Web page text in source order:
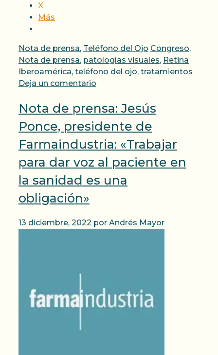
X
Más
Categorías
Nota de prensa, Teléfono del Ojo Etiquetas
Congreso,
Nota de prensa, patologías visuales, Retina
Iberoamérica, teléfono del ojo, tratamientos
Deja un comentario
Nota de prensa: Jesús
Ponce, presidente de
Farmaindustria: «Trabajar
para dar voz al paciente en
la sanidad es una
obligación»
13 diciembre, 2022 por Andrés Mayor